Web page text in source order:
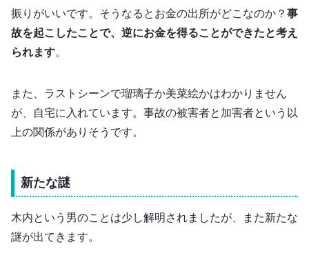
振りがいいです。そうなるとお金の出所がどこなのか？ 事
故を起こしたことで、逆にお金を得ることができたと考え
られます。
また、ラストシーンで瑠璃子か美菜絵かはわかりません
が、自宅に入れています。事故の被害者と加害者という以
上の関係がありそうです。
新たな謎
木内という男のことは少し解明されましたが、また新たな
謎が出てきます。